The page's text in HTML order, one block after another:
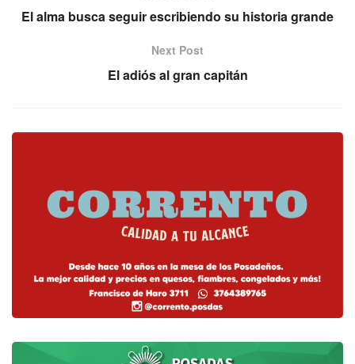
El alma busca seguir escribiendo su historia grande
Next Post
El adiós al gran capitán